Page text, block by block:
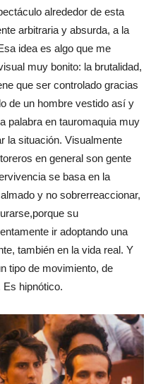
alrededor de esta
arbitraria y absurda, a la
idea es algo que me
muy bonito: la brutalidad,
que ser controlado gracias
de un hombre vestido así y
palabra en tauromaquia muy
la situación. Visualmente
en general son gente
se basa en la
y no sobrerreaccionar,
su
ir adoptando una
también en la vida real. Y
tipo de movimiento, de
hipnótico.